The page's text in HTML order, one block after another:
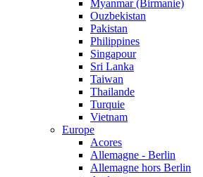
Myanmar (Birmanie)
Ouzbekistan
Pakistan
Philippines
Singapour
Sri Lanka
Taiwan
Thailande
Turquie
Vietnam
Europe
Acores
Allemagne - Berlin
Allemagne hors Berlin